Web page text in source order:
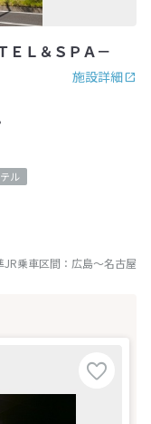
ＥＬ＆ＳＰＡ－
施設詳細
ル
JR乗車区間： 広島～名古屋